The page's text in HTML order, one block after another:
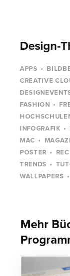
Design-
APPS
CREATIVE
FASHION
INFOGRAFIK
MAC
POSTER
TRENDS
WALLPAPERS
Mehr